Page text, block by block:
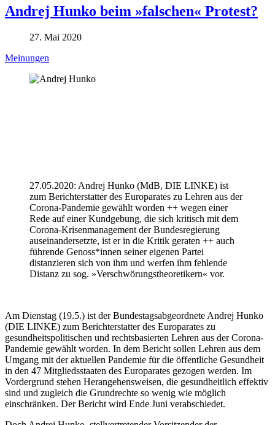
Andrej Hunko beim »falschen« Protest?
27. Mai 2020
Meinungen
27.05.2020: Andrej Hunko (MdB, DIE LINKE) ist
zum Berichterstatter des Europarates zu Lehren aus der
Corona-Pandemie gewählt worden ++ wegen einer
Rede auf einer Kundgebung, die sich kritisch mit dem
Corona-Krisenmanagement der Bundesregierung
auseinandersetzte, ist er in die Kritik geraten ++ auch
führende Genoss*innen seiner eigenen Partei
distanzieren sich von ihm und werfen ihm fehlende
Distanz zu sog. »Verschwörungstheoretikern« vor.
Am Dienstag (19.5.) ist der Bundestagsabgeordnete Andrej Hunko
(DIE LINKE) zum Berichterstatter des Europarates zu
gesundheitspolitischen und rechtsbasierten Lehren aus der Corona-
Pandemie gewählt worden. In dem Bericht sollen Lehren aus dem
Umgang mit der aktuellen Pandemie für die öffentliche Gesundheit
in den 47 Mitgliedsstaaten des Europarates gezogen werden. Im
Vordergrund stehen Herangehensweisen, die gesundheitlich effektiv
sind und zugleich die Grundrechte so wenig wie möglich
einschränken. Der Bericht wird Ende Juni verabschiedet.